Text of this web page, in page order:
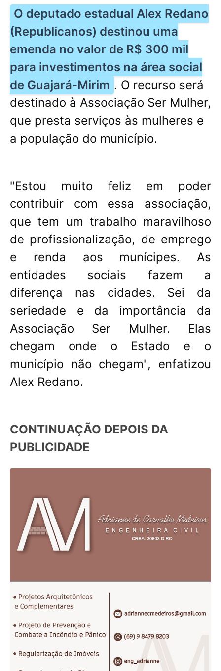
O deputado estadual Alex Redano
(Republicanos) destinou uma
emenda no valor de R$ 300 mil
para investimentos na área social
de Guajará-Mirim . O recurso será
destinado à Associação Ser Mulher,
que presta serviços às mulheres e
a população do município.
"Estou muito feliz em poder
contribuir com essa associação,
que tem um trabalho maravilhoso
de profissionalização, de emprego
e renda aos munícipes. As
entidades sociais fazem a
diferença nas cidades. Sei da
seriedade e da importância da
Associação Ser Mulher. Elas
chegam onde o Estado e o
município não chegam", enfatizou
Alex Redano.
CONTINUAÇÃO DEPOIS DA
PUBLICIDADE